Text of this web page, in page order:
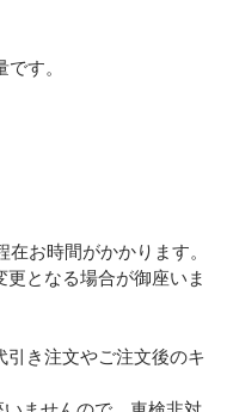
す。
お時間がかかります。
となる場合が御座いま
き注文やご注文後のキ